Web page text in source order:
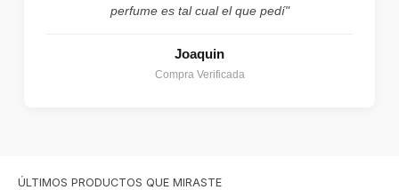
perfume es tal cual el que pedí"
Joaquin
Compra Verificada
ÚLTIMOS PRODUCTOS QUE MIRASTE